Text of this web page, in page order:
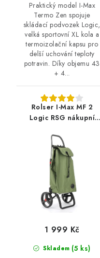
Praktický model I-Max
Termo Zen spojuje
skládací podvozek Logic,
velká sportovní XL kola a
termoizolační kapsu pro
delší uchování teploty
potravin. Díky objemu 43
+ 4...
Rolser I-Max MF 2
Logic RSG nákupní
kolečkách, khaki
Skladem (5 ks)
1 999 Kč